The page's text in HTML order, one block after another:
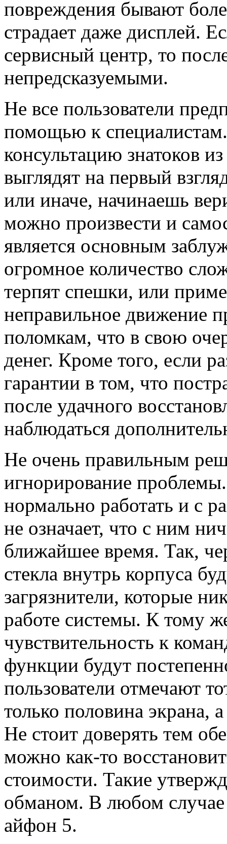
повреждения бывают
страдает даже дисплей.
сервисный центр, то
непредсказуемыми.
Не все пользователи
помощью к
консультацию знатоков
выглядят на первый
или иначе, начинаешь
можно произвести и
является основным
огромное количество
терпят спешки, или
неправильное движение
поломкам, что в свою
денег. Кроме того, если
гарантии в том, что
после удачного
наблюдаться
Не очень правильным
игнорирование
нормально работать и с
не означает, что с ним
ближайшее время. Так,
стекла внутрь корпуса
загрязнители, которые
работе системы. К тому
чувствительность к
функции будут
пользователи отмечают
только половина экрана,
Не стоит доверять тем
можно как-то
стоимости. Такие
обманом. В любом случае
айфон 5.